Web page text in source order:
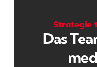
Strategie
Das